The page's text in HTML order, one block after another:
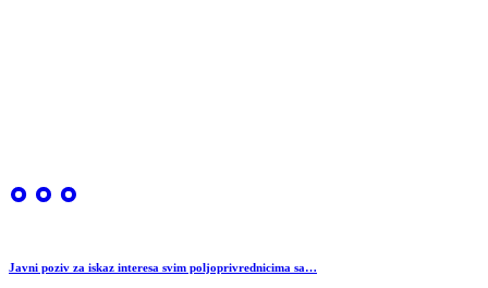
Javni poziv za iskaz interesa svim poljoprivrednicima sa…